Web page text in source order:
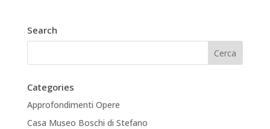
Search
Categories
Approfondimenti Opere
Casa Museo Boschi di Stefano